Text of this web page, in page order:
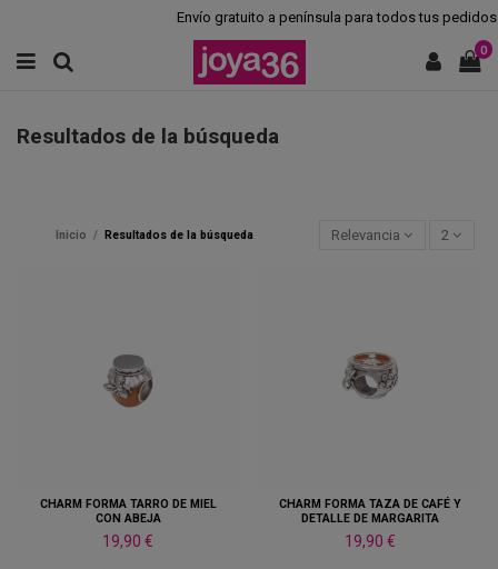
Envío gratuito a península para todos tus pedidos.
0
Resultados de la búsqueda
Inicio Resultados de la búsqueda Relevancia 2
CHARM FORMA TARRO DE MIEL
CON ABEJA
19,90 €
CHARM FORMA TAZA DE CAFÉ Y
DETALLE DE MARGARITA
19,90 €